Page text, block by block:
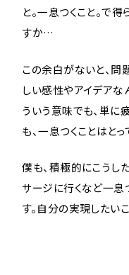
と。一息つくこと。で
すか…
この余白がないと、
しい感性やアイデア
ういう意味でも、単に
も、一息つくことはと
僕も、積極的にこうし
サージに行くなど一息
す。自分の実現したい